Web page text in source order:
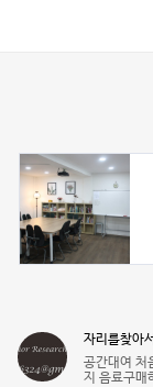
자리를찾아서
공간대여 처
지 음료구매